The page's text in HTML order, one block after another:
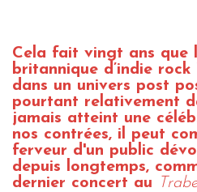
Cela fait vingt ans que
britannique d’indie rock
dans un univers post
pourtant relativement
jamais atteint une
nos contrées, il peut
ferveur d'un public
depuis longtemps,
dernier concert au